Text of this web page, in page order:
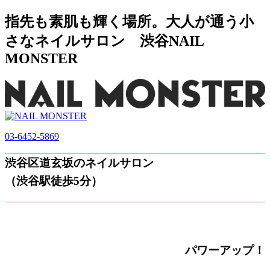
指先も素肌も輝く場所。大人が通う小
さなネイルサロン 渋谷NAIL
MONSTER
03-6452-5869
渋谷区道玄坂のネイルサロン
（渋谷駅徒歩5分）
パワーアップ！